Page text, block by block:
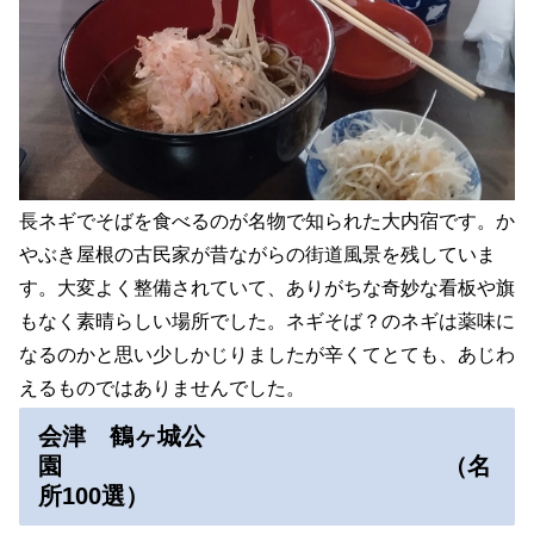
長ネギでそばを食べるのが名物で知られた大内宿です。か
やぶき屋根の古民家が昔ながらの街道風景を残していま
す。大変よく整備されていて、ありがちな奇妙な看板や旗
もなく素晴らしい場所でした。ネギそば？のネギは薬味に
なるのかと思い少しかじりましたが辛くてとても、あじわ
えるものではありませんでした。
会津 鶴ヶ城公
園 （名
所100選）